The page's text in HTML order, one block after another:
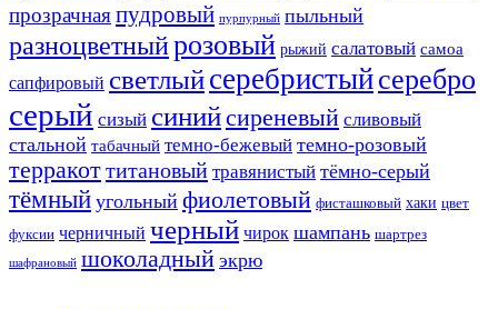
прозрачнаяпудровый пурпурный пыльный
разноцветныйрозовый рыжий салатовый самоа
сапфировый светлыйсеребристыйсеребро
серый сизый синийсиреневый сливовый
стальной табачный темно-бежевый темно-розовый
терракоттитановый травянистый тёмно-серый
тёмный угольный фиолетовый фисташковый хаки цвет
фуксии черничный черный чирок шампань шартрез
шафрановый шоколадный экрю